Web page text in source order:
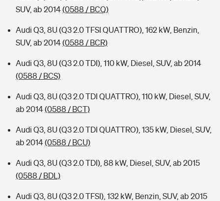
SUV, ab 2014(0588 / BCQ)
Audi Q3, 8U (Q3 2.0 TFSI QUATTRO), 162 kW, Benzin,
SUV, ab 2014(0588 / BCR)
Audi Q3, 8U (Q3 2.0 TDI), 110 kW, Diesel, SUV, ab 2014
(0588 / BCS)
Audi Q3, 8U (Q3 2.0 TDI QUATTRO), 110 kW, Diesel, SUV,
ab 2014(0588 / BCT)
Audi Q3, 8U (Q3 2.0 TDI QUATTRO), 135 kW, Diesel, SUV,
ab 2014(0588 / BCU)
Audi Q3, 8U (Q3 2.0 TDI), 88 kW, Diesel, SUV, ab 2015
(0588 / BDL)
Audi Q3, 8U (Q3 2.0 TFSI), 132 kW, Benzin, SUV, ab 2015